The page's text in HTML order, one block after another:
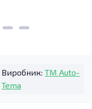
Виробник: TM Auto-
Tema